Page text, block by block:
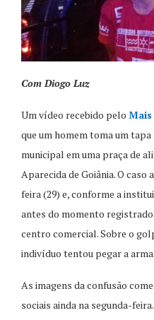
Com Diogo Luz
Um vídeo recebido pelo Mais
que um homem toma um
municipal em uma praça de
Aparecida de Goiânia. O caso
feira (29) e, conforme a
antes do momento
centro comercial. Sobre o
indivíduo tentou pegar a
As imagens da confusão
sociais ainda na segunda-